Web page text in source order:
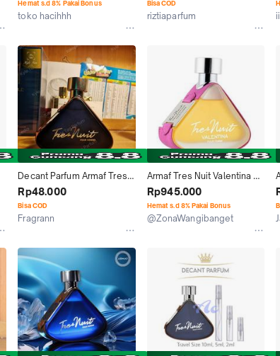
Hemat s.d 8% Pakai Bonus
toko hacihhh
Bisa COD
riztiaparfum
Decant Parfum Armaf Tres
Nuit EDP
Rp48.000
Bisa COD
Fragrann
Armaf Tres Nuit Valentina
Women 100 ml
Rp945.000
Hemat s.d 8% Pakai Bonus
@ZonaWangibanget